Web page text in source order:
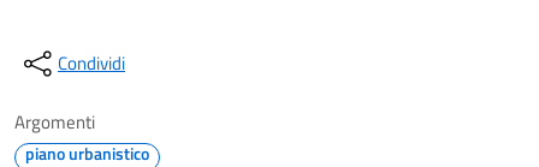
Condividi
Argomenti
piano urbanistico